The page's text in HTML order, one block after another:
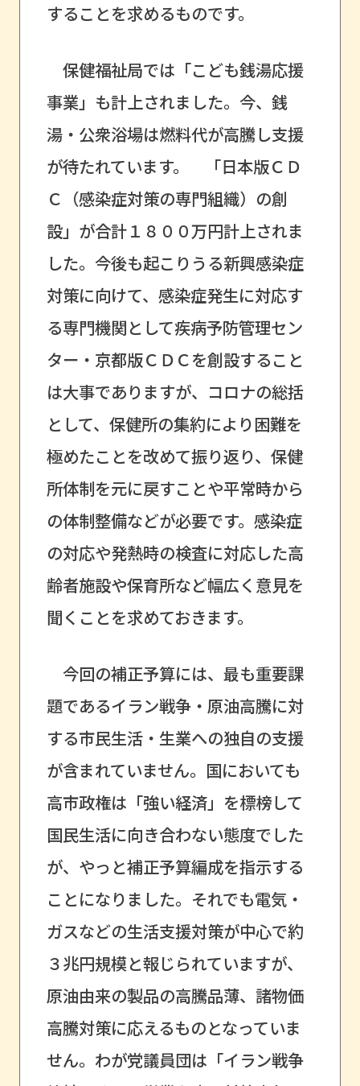
することを求めるものです。
保健福祉局では「こども銭湯応援
事業」も計上されました。今、銭
湯・公衆浴場は燃料代が高騰し支援
が待たれています。 「日本版ＣＤ
Ｃ（感染症対策の専門組織）の創
設」が合計１８００万円計上されま
した。今後も起こりうる新興感染症
対策に向けて、感染症発生に対応す
る専門機関として疾病予防管理セン
ター・京都版ＣＤＣを創設すること
は大事でありますが、コロナの総括
として、保健所の集約により困難を
極めたことを改めて振り返り、保健
所体制を元に戻すことや平常時から
の体制整備などが必要です。感染症
の対応や発熱時の検査に対応した高
齢者施設や保育所など幅広く意見を
聞くことを求めておきます。
今回の補正予算には、最も重要課
題であるイラン戦争・原油高騰に対
する市民生活・生業への独自の支援
が含まれていません。国においても
高市政権は「強い経済」を標榜して
国民生活に向き合わない態度でした
が、やっと補正予算編成を指示する
ことになりました。それでも電気・
ガスなどの生活支援対策が中心で約
３兆円規模と報じられていますが、
原油由来の製品の高騰品薄、諸物価
高騰対策に応えるものとなっていま
せん。わが党議員団は「イラン戦争